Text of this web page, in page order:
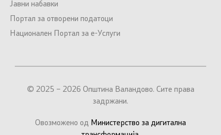
Јавни набавки
Портал за отворени податоци
Национален Портал за е-Услуги
© 2025 – 2026 Општина Валандово. Сите права
задржани.
Овозможено од Министерство за дигитална